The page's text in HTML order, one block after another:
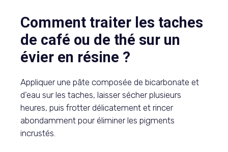
Comment traiter les taches
de café ou de thé sur un
évier en résine ?
Appliquer une pâte composée de bicarbonate et
d’eau sur les taches, laisser sécher plusieurs
heures, puis frotter délicatement et rincer
abondamment pour éliminer les pigments
incrustés.